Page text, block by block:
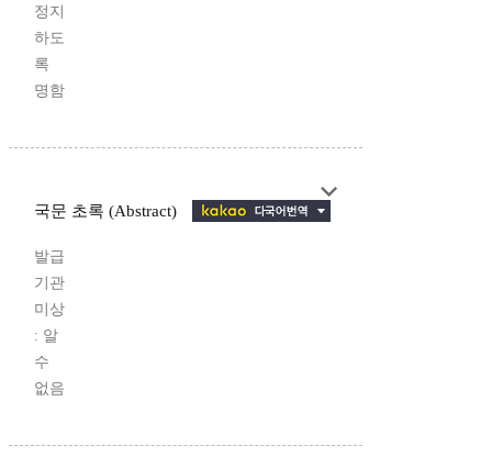
정지
하도
록
명함
국문 초록 (Abstract)
발급
기관
미상
: 알
수
없음